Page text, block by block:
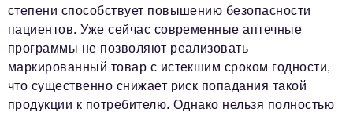
Информационный отдел
info@business-magazine.online
Отдел рекламы
reklama@business-magazine.online
Отдел распространения/редакционная подписка
podpiska@business-magazine.online
степени способствует повышению безопасности
пациентов. Уже сейчас современные аптечные
программы не позволяют реализовать
маркированный товар с истекшим сроком годности,
что существенно снижает риск попадания такой
продукции к потребителю. Однако нельзя полностью